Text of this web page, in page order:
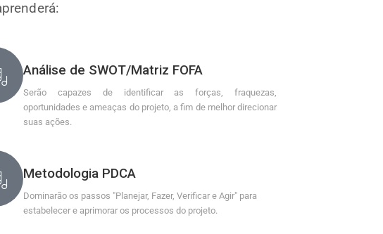
Análise de SWOT/Matriz FOFA
Serão capazes de identificar as forças, fraquezas,
oportunidades e ameaças do projeto, a fim de melhor direcionar
suas ações.
Metodologia PDCA
Dominarão os passos "Planejar, Fazer, Verificar e Agir" para
estabelecer e aprimorar os processos do projeto.